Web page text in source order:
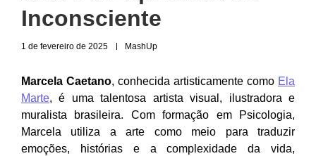
Inconsciente
1 de fevereiro de 2025 MashUp
Marcela Caetano, conhecida artisticamente como Ela
Marte, é uma talentosa artista visual, ilustradora e
muralista brasileira. Com formação em Psicologia,
Marcela utiliza a arte como meio para traduzir
emoções, histórias e a complexidade da vida,